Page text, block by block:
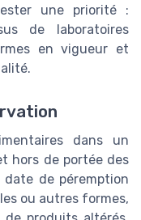
une priorité :
de laboratoires
en vigueur et
dans un
hors de portée des
de péremption
ou autres formes,